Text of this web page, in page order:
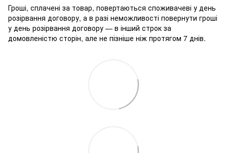
Гроші, сплачені за товар, повертаються споживачеві у день
розірвання договору, а в разі неможливості повернути гроші
у день розірвання договору — в інший строк за
домовленістю сторін, але не пізніше ніж протягом 7 днів.